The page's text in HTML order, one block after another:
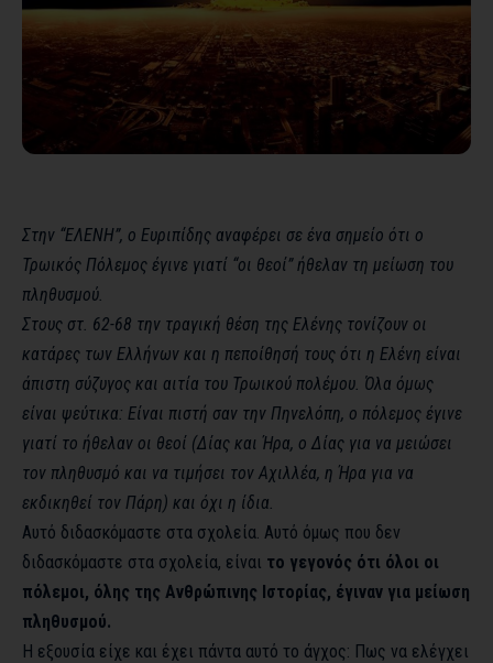
Στην “ΕΛΕΝΗ”, ο Ευριπίδης αναφέρει σε ένα σημείο ότι ο
Τρωικός Πόλεμος έγινε γιατί “οι θεοί” ήθελαν τη μείωση του
πληθυσμού.
Στους στ. 62-68 την τραγική θέση της Ελένης τονίζουν οι
κατάρες των Ελλήνων και η πεποίθησή τους ότι η Ελένη είναι
άπιστη σύζυγος και αιτία του Τρωικού πολέμου. Όλα όμως
είναι ψεύτικα: Είναι πιστή σαν την Πηνελόπη, ο πόλεμος έγινε
γιατί το ήθελαν οι θεοί (Δίας και Ήρα, ο Δίας για να μειώσει
τον πληθυσμό και να τιμήσει τον Αχιλλέα, η Ήρα για να
εκδικηθεί τον Πάρη) και όχι η ίδια.
Aυτό διδασκόμαστε στα σχολεία. Αυτό όμως που δεν
διδασκόμαστε στα σχολεία, είναι το γεγονός ότι όλοι οι
πόλεμοι, όλης της Ανθρώπινης Ιστορίας, έγιναν για μείωση
πληθυσμού.
Η εξουσία είχε και έχει πάντα αυτό το άγχος: Πως να ελέγχει